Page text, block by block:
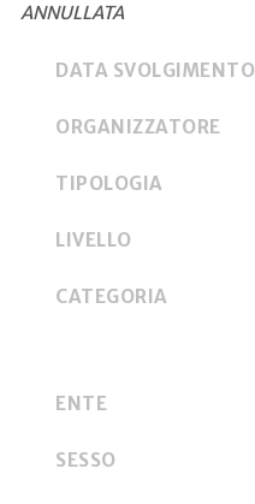
ANNULLATA
DATA SVOLGIMENTO
ORGANIZZATORE
TIPOLOGIA
LIVELLO
CATEGORIA
ENTE
SESSO